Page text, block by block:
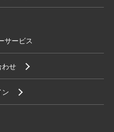
サービス
わせ
ン